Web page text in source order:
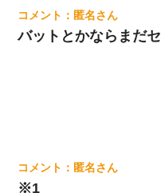
匿名
バットとかならまだ
匿名
※1